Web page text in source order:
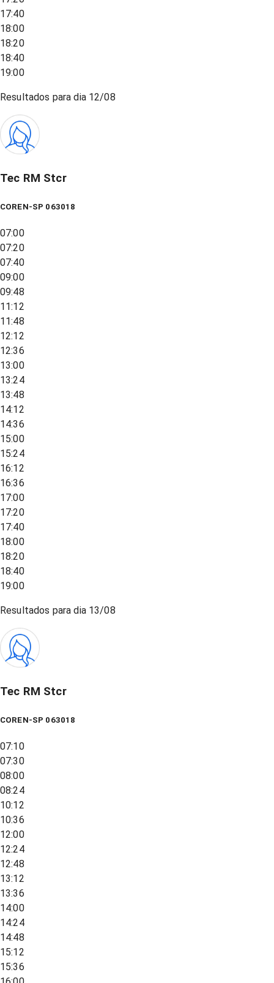
17:40
18:00
18:20
18:40
19:00
Resultados para dia 12/08
Tec RM Stcr
COREN-SP 063018
07:00
07:20
07:40
09:00
09:48
11:12
11:48
12:12
12:36
13:00
13:24
13:48
14:12
14:36
15:00
15:24
16:12
16:36
17:00
17:20
17:40
18:00
18:20
18:40
19:00
Resultados para dia 13/08
Tec RM Stcr
COREN-SP 063018
07:10
07:30
08:00
08:24
10:12
10:36
12:00
12:24
12:48
13:12
13:36
14:00
14:24
14:48
15:12
15:36